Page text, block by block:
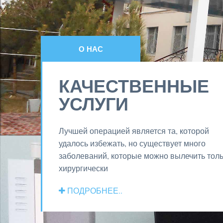
ДОБРО ПОЖАЛОВАТЬ!
В НАШУ КЛИНИКУ!
В основе нашей работы - качество
предоставляемых услуг, профессионализм и
опыт врачей.
ПОДРОБНЕЕ..
О НАС
КАЧЕСТВЕННЫЕ
УСЛУГИ
Лучшей операцией является та, которой
удалось избежать, но существует много
заболеваний, которые можно вылечить
хирургически
ПОДРОБНЕЕ..